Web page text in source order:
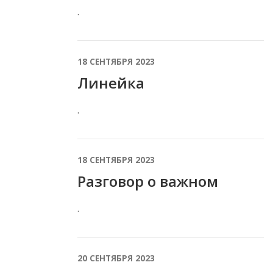
.
18 СЕНТЯБРЯ 2023
Линейка
.
18 СЕНТЯБРЯ 2023
Разговор о важном
.
20 СЕНТЯБРЯ 2023